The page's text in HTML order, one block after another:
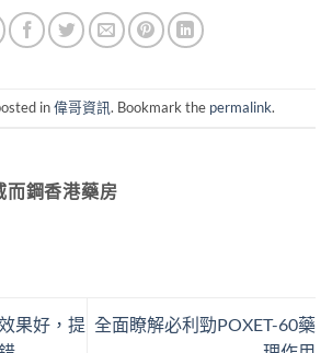
in偉哥資訊. Bookmark the permalink.
而鋼香港藥房
果好，提 全面瞭解必利勁POXET-60藥